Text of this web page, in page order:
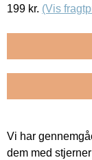
199 kr. (Vis
Vi har
dem med